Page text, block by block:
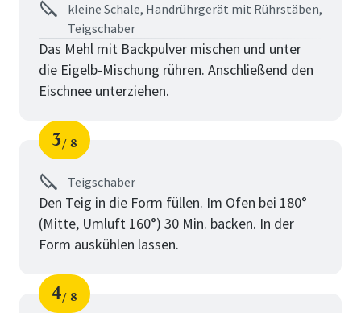
kleine Schale, Handrührgerät mit Rührstäben,
Teigschaber
Das Mehl mit Backpulver mischen und unter
die Eigelb-Mischung rühren. Anschließend den
Eischnee unterziehen.
Schritt
3
von
8
Teigschaber
Den Teig in die Form füllen. Im Ofen bei 180°
(Mitte, Umluft 160°) 30 Min. backen. In der
Form auskühlen lassen.
4 8